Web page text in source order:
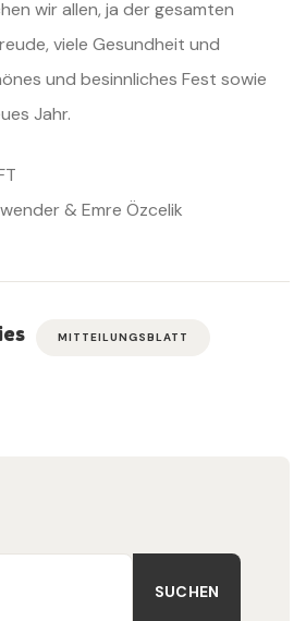
wir allen, ja der gesamten
viele Gesundheit und
und besinnliches Fest sowie
Jahr.
& Emre Özcelik
MITTEILUNGSBLATT
SUCHEN